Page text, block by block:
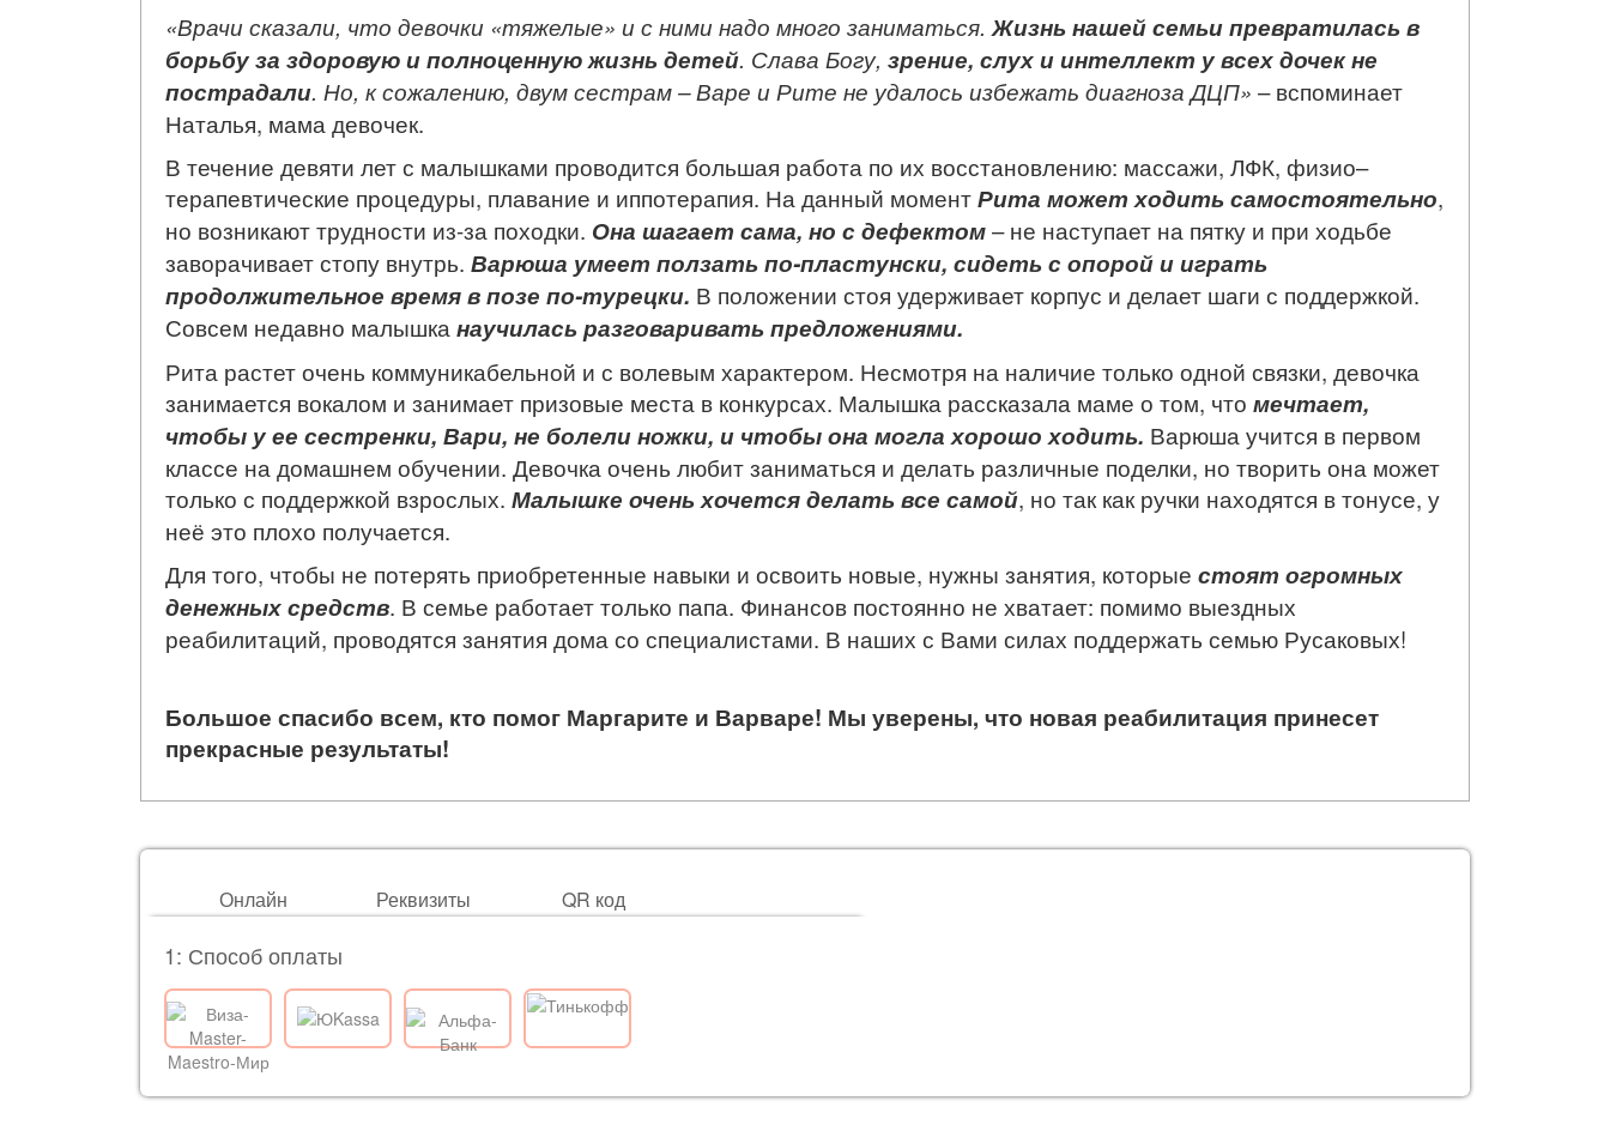
«Врачи сказали, что девочки «тяжелые» и с ними надо много заниматься. Жизнь нашей семьи превратилась в
борьбу за здоровую и полноценную жизнь детей. Слава Богу, зрение, слух и интеллект у всех дочек не
пострадали. Но, к сожалению, двум сестрам – Варе и Рите не удалось избежать диагноза ДЦП» – вспоминает
Наталья, мама девочек.
В течение девяти лет с малышками проводится большая работа по их восстановлению: массажи, ЛФК, физио–
терапевтические процедуры, плавание и иппотерапия. На данный моментРита может ходить самостоятельно,
но возникают трудности из-за походки. Она шагает сама, но с дефектом– не наступает на пятку и при ходьбе
заворачивает стопу внутрь. Варюша умеет ползать по-пластунски, сидеть с опорой и играть
продолжительное время в позе по-турецки. В положении стоя удерживает корпус и делает шаги с поддержкой.
Совсем недавно малышка научилась разговаривать предложениями.
Рита растет очень коммуникабельной и с волевым характером. Несмотря на наличие только одной связки, девочка
занимается вокалом и занимает призовые места в конкурсах. Малышка рассказала маме о том, что мечтает,
чтобы у ее сестренки, Вари, не болели ножки, и чтобы она могла хорошо ходить. Варюша учится в первом
классе на домашнем обучении. Девочка очень любит заниматься и делать различные поделки, но творить она может
только с поддержкой взрослых. Малышке очень хочется делать все самой, но так как ручки находятся в тонусе, у
неё это плохо получается.
Для того, чтобы не потерять приобретенные навыки и освоить новые, нужны занятия, которые стоят огромных
денежных средств. В семье работает только папа. Финансов постоянно не хватает: помимо выездных
реабилитаций, проводятся занятия дома со специалистами. В наших с Вами силах поддержать семью Русаковых!
Большое спасибо всем, кто помог Маргарите и Варваре! Мы уверены, что новая реабилитация принесет
прекрасные результаты!
Онлайн Реквизиты QR код
1: Способ оплаты